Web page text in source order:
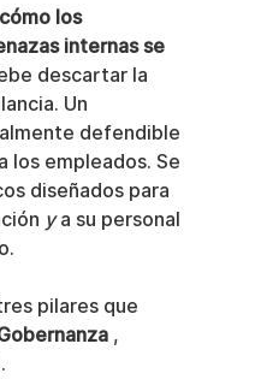
cómo los
internas se
descartar la
Un
defendible
los empleados. Se
diseñados para
y a su personal
pilares que
,